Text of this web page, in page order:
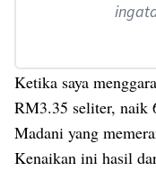
Ketika saya
RM3.35 seliter, naik
Madani yang
Kenaikan ini hasil